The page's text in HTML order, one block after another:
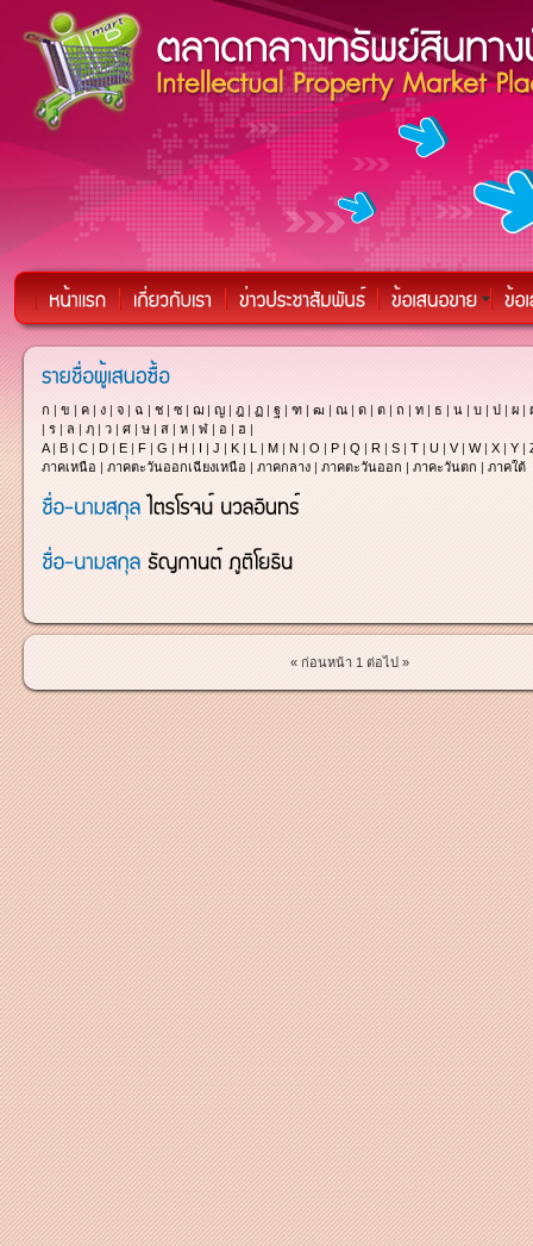
ก | ข | ค | ง | จ | ฉ | ช | ซ | ฌ | ญ | ฎ | ฏ | ฐ | ฑ | ฒ | ณ | ด | ต | ถ | ท | ธ | น | บ | ป | ผ |
| ร | ล | ฦ | ว | ศ | ษ | ส | ห | ฬ | อ | ฮ |
A| B | C | D | E | F | G | H | I | J | K | L | M | N | O | P | Q | R | S | T | U | V| W| X | Y |
ภาคเหนือ | ภาคตะวันออกเฉียงเหนือ | ภาคกลาง | ภาคตะวันออก | ภาคะวันตก | ภาคใต้
« ก่อนหน้า 1 ต่อไป »